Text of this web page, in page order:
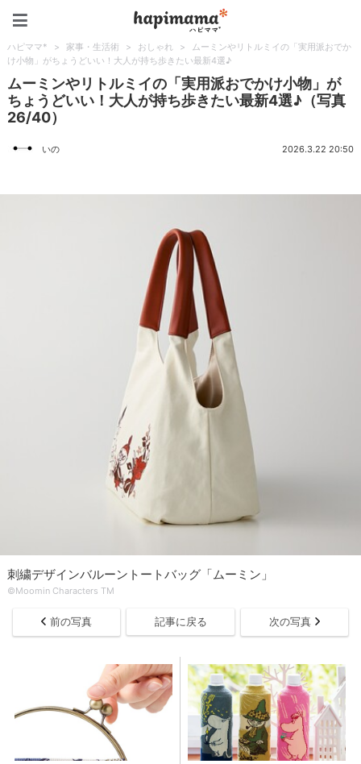
ハピママ* > 家事・生活術 > おしゃれ >
ムーミンやリトルミイの「実用派おでか
け小物」がちょうどいい！大人が持ち歩きたい最新4選♪
ムーミンやリトルミイの「実用派おでかけ小物」が
ちょうどいい！大人が持ち歩きたい最新4選♪（写真
26/40）
いの 2026.3.22 20:50
刺繍デザインバルーントートバッグ「ムーミン」
©Moomin Characters TM
前の写真 記事に戻る 次の写真